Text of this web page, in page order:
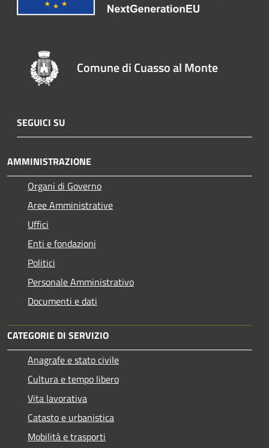
Comune di Cuasso al Monte
SEGUICI SU
AMMINISTRAZIONE
Organi di Governo
Aree Amministrative
Uffici
Enti e fondazioni
Politici
Personale Amministrativo
Documenti e dati
CATEGORIE DI SERVIZIO
Anagrafe e stato civile
Cultura e tempo libero
Vita lavorativa
Catasto e urbanistica
Mobilità e trasporti